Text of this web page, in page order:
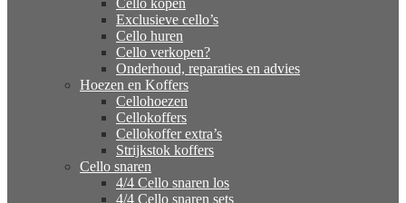
Cello kopen
Exclusieve cello’s
Cello huren
Cello verkopen?
Onderhoud, reparaties en advies
Hoezen en Koffers
Cellohoezen
Cellokoffers
Cellokoffer extra’s
Strijkstok koffers
Cello snaren
4/4 Cello snaren los
4/4 Cello snaren sets